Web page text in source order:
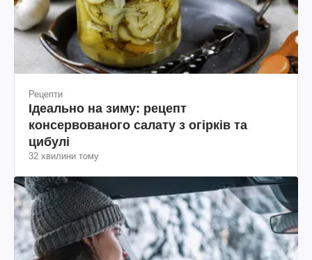
Рецепти
Ідеально на зиму: рецепт
консервованого салату з огірків та
цибулі
32 хвилини тому